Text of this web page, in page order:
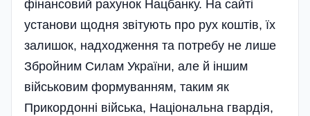
фінансовий рахунок Нацбанку. На сайті
установи щодня звітують про рух коштів, їх
залишок, надходження та потребу не лише
Збройним Силам України, але й іншим
військовим формуванням, таким як
Прикордонні війська, Національна гвардія,